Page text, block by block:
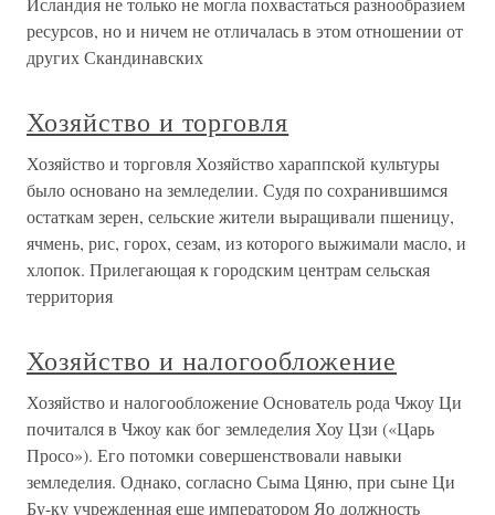
ресурсов, но и ничем не отличалась в этом отношении от
других Скандинавских
Хозяйство и торговля
Хозяйство и торговля Хозяйство хараппской культуры
было основано на земледелии. Судя по сохранившимся
остаткам зерен, сельские жители выращивали пшеницу,
ячмень, рис, горох, сезам, из которого выжимали масло, и
хлопок. Прилегающая к городским центрам сельская
территория
Хозяйство и налогообложение
Хозяйство и налогообложение Основатель рода Чжоу Ци
почитался в Чжоу как бог земледелия Хоу Цзи («Царь
Просо»). Его потомки совершенствовали навыки
земледелия. Однако, согласно Сыма Цяню, при сыне Ци
Бу-ку учрежденная еще императором Яо должность